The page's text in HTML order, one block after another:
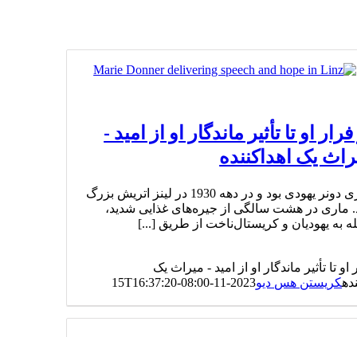
او تا تأثیر ماندگار او از امید -
یک اهداکننده
ماری دونر یهودی بود و در دهه 1930 در لینز اتریش بزرگ
ماری در هشت سالگی از جیره‌های غذایی شدید،
به یهودیان و کریستال‌ناخت از طریق [...]
او تا تأثیر ماندگار او از امید - میراث یک
کریستن هس دیو2023-11-15T16:37:20-08:00